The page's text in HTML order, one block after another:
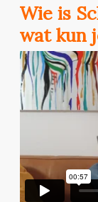
Wie is
wat kun